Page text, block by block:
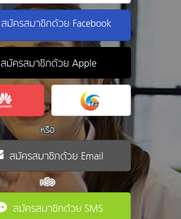
สมัครสมาชิกด้วย Facebook
สมัครสมาชิกด้วย Apple
หรือ
สมัครสมาชิกด้วย Email
หรือ
สมัครสมาชิกด้วย SMS